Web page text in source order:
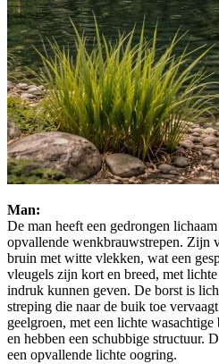
Man:
De man heeft een gedrongen
opvallende wenkbrauwstrepen. Zijn
bruin met witte vlekken, wat een
vleugels zijn kort en breed, met
indruk kunnen geven. De borst is
streping die naar de buik toe
geelgroen, met een lichte
en hebben een schubbige structuur.
een opvallende lichte oogring.